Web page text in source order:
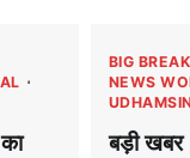
BIG
NEWS
बड़ी